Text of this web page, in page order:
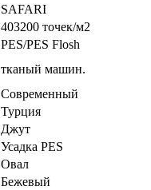
SAFARI
403200 точек/м2
PES/PES Flosh
тканый машин.
Современный
Турция
Джут
Усадка PES
Овал
Бежевый